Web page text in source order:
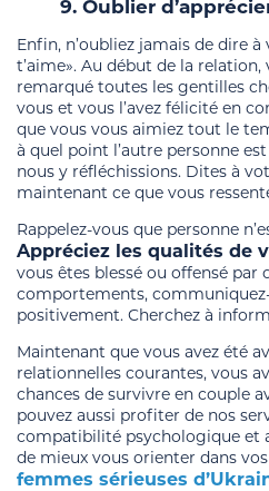
9. Oublier
Enfin, n’oubliez jamais de dire
t’aime». Au début de la
remarqué toutes les gentilles
vous et vous l’avez félicité en
que vous vous aimiez tout le
à quel point l’autre personne
nous y réfléchissions. Dites à
maintenant ce que vous
Rappelez-vous que personne
Appréciez les qualités de
vous êtes blessé ou offensé par
comportements,
positivement. Cherchez à
Maintenant que vous avez été
relationnelles courantes, vous
chances de survivre en couple
pouvez aussi profiter de nos
compatibilité psychologique et
de mieux vous orienter dans
femmes sérieuses